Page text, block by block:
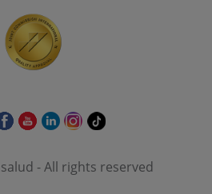
This
open
This
open
This
open
This
open
Link
application.
- All rights reserved